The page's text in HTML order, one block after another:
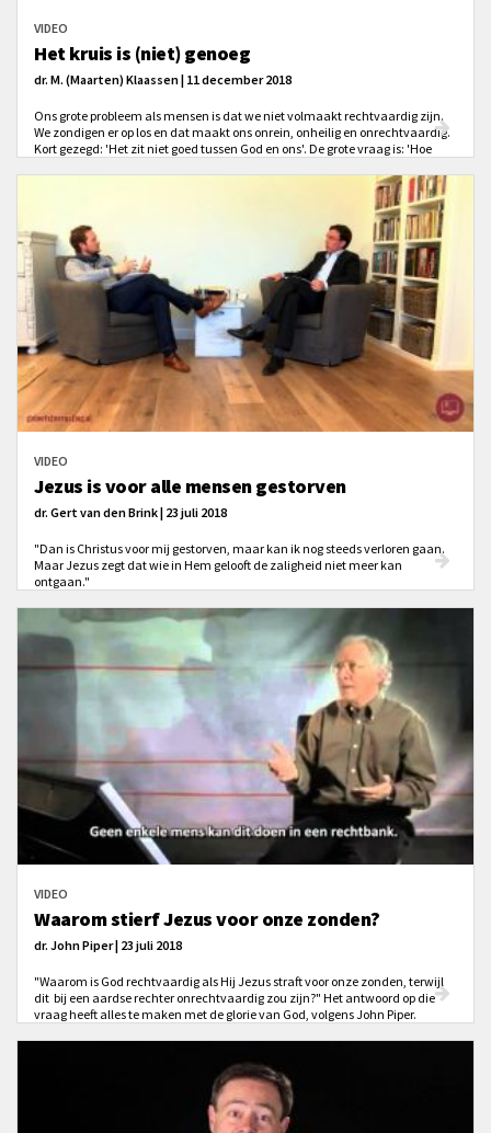
VIDEO
Het kruis is (niet) genoeg
dr. M. (Maarten) Klaassen | 11 december 2018
Ons grote probleem als mensen is dat we niet volmaakt rechtvaardig zijn.
We zondigen er op los en dat maakt ons onrein, onheilig en onrechtvaardig.
Kort gezegd: 'Het zit niet goed tussen God en ons'. De grote vraag is: 'Hoe
VIDEO
Jezus is voor alle mensen gestorven
dr. Gert van den Brink | 23 juli 2018
"Dan is Christus voor mij gestorven, maar kan ik nog steeds verloren gaan.
Maar Jezus zegt dat wie in Hem gelooft de zaligheid niet meer kan
ontgaan."
VIDEO
Waarom stierf Jezus voor onze zonden?
dr. John Piper | 23 juli 2018
"Waarom is God rechtvaardig als Hij Jezus straft voor onze zonden, terwijl
dit bij een aardse rechter onrechtvaardig zou zijn?" Het antwoord op die
vraag heeft alles te maken met de glorie van God, volgens John Piper.